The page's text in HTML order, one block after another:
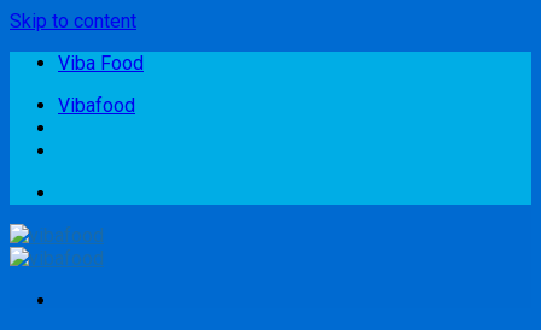
Skip to content
Viba Food
Vibafood